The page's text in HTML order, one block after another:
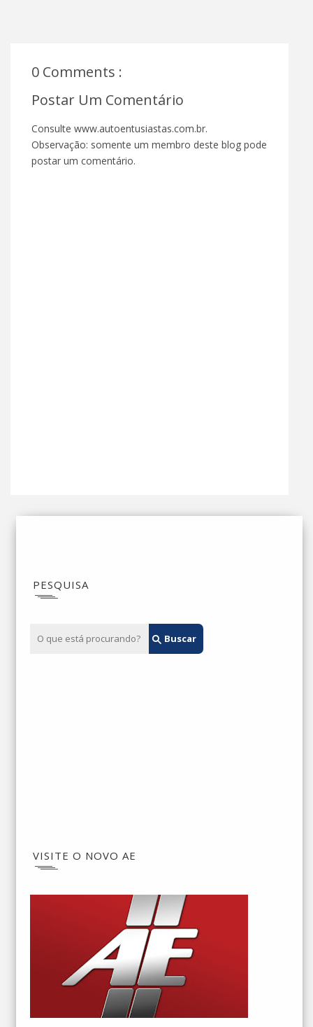
0 Comments :
Postar Um Comentário
Consulte www.autoentusiastas.com.br.
Observação: somente um membro deste blog pode
postar um comentário.
PESQUISA
VISITE O NOVO AE